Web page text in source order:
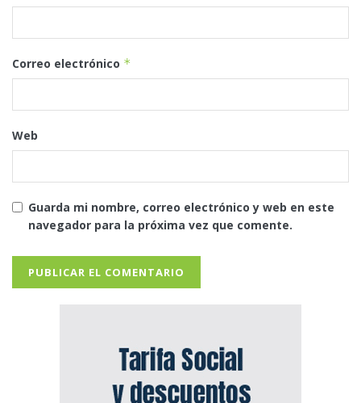
Correo electrónico *
Web
Guarda mi nombre, correo electrónico y web en este
navegador para la próxima vez que comente.